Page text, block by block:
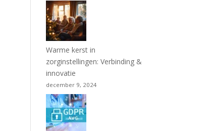
Warme kerst in
zorginstellingen: Verbinding &
innovatie
december 9, 2024